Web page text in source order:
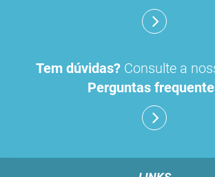
Tem dúvidas? Consulte a
Perguntas